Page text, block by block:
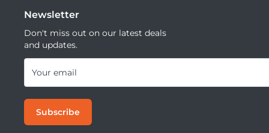
Newsletter
Don't miss out on our latest deals
and updates.
Your email
Subscribe